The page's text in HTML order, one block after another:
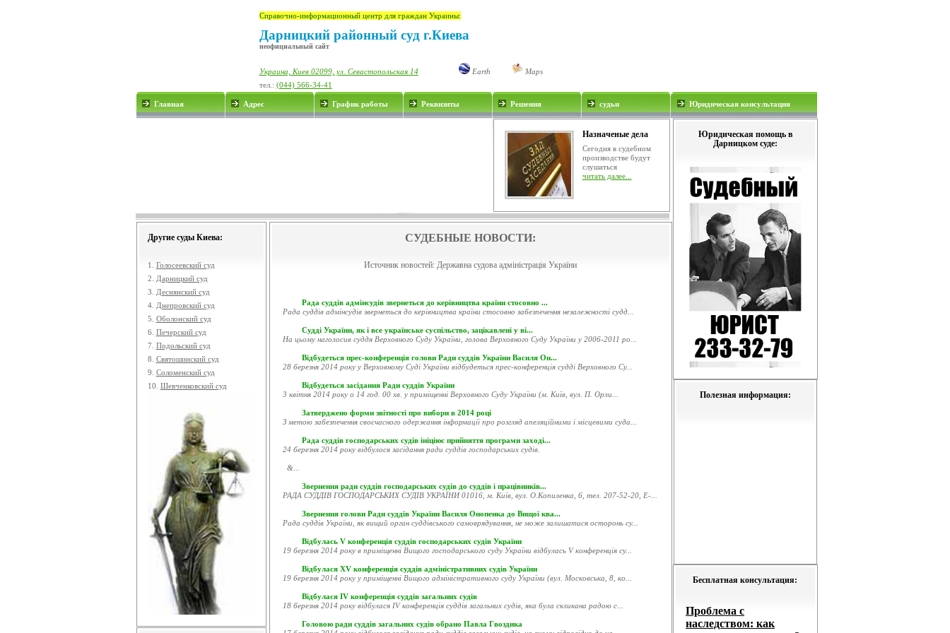
Справочно-информационный центр для граждан Украины:
Дарницкий районный суд г.Киева
неофициальный сайт
Украина, Киев 02099, ул. Севастопольская 14 Earth
Maps
тел.: (044) 566-34-41
Главная Адрес График работы Реквизиты Решения судьи Юридическая консультация
Назначеные дела
Сегодня в судебном
производстве будут
слушаться
читать далее...
Юридическая помощь в
Дарницком суде:
Полезная информация:
Бесплатная консультация:
Другие суды Киева:
1. Голосеевский суд
2.
Дарницкий суд
3.
Деснянский суд
4. Днепровский суд
5. Оболонский суд
6. Печерский суд
7. Подольский суд
8. Святошинский суд
9. Соломенский суд
10. Шевченковский суд
СУДЕБНЫЕ НОВОСТИ:
Источник новостей: Державна судова адміністрація України
Рада суддів адмінсудів звернеться до керівництва країни стосовно ...
Рада суддів адмінсудів звернеться до керівництва країни стосовно забезпечення незалежності судд...
Судді України, як і все українське суспільство, зацікавлені у ві...
На цьому наголосив суддя Верховного Суду України, голова Верховного Суду України у 2006-2011 ро...
Відбудеться прес-конференція голови Ради суддів України Василя Он...
28 березня 2014 року у Верховному Суді України відбудеться прес-конференція судді Верховного Су...
Відбудеться засідання Ради суддів України
3 квітня 2014 року о 14 год. 00 хв. у приміщенні Верховного Суду України (м. Київ, вул. П. Орли...
Затверджено форми звітності про вибори в 2014 році
З метою забезпечення своєчасного одержання інформації про розгляд апеляційними і місцевими суда...
Рада суддів господарських судів ініціює прийняття програми заході...
24 березня 2014 року відбулося засідання ради суддів господарських судів.
&...
Звернення ради суддів господарських судів до суддів і працівників...
РАДА СУДДІВ ГОСПОДАРСЬКИХ СУДІВ УКРАЇНИ 01016, м. Київ, вул. О.Копиленка, 6, тел. 207-52-20, E-...
Звернення голови Ради суддів України Василя Онопенка до Вищої ква...
Рада суддів України, як вищий орган суддівського самоврядування, не може залишатися осторонь су...
Відбулась V конференція суддів господарських судів України
19 березня 2014 року в приміщенні Вищого господарського суду України відбулась V конференція су...
Відбулася XV конференція суддів адміністративних судів України
19 березня 2014 року у приміщенні Вищого адміністративного суду України (вул. Московська, 8, ко...
Відбулася ІV конференція суддів загальних судів
18 березня 2014 року відбулася ІV конференція суддів загальних судів, яка була скликана радою с...
Головою ради суддів загальних судів обрано Павла Гвоздика